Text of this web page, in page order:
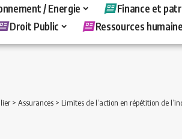
/ Energie Finance et
Droit Public Ressources
> Assurances > Limites de l’action en répétition de